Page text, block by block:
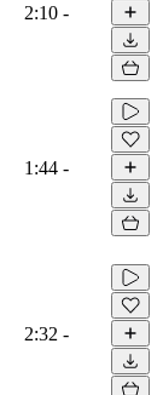
2:10 -
1:44 -
2:32 -